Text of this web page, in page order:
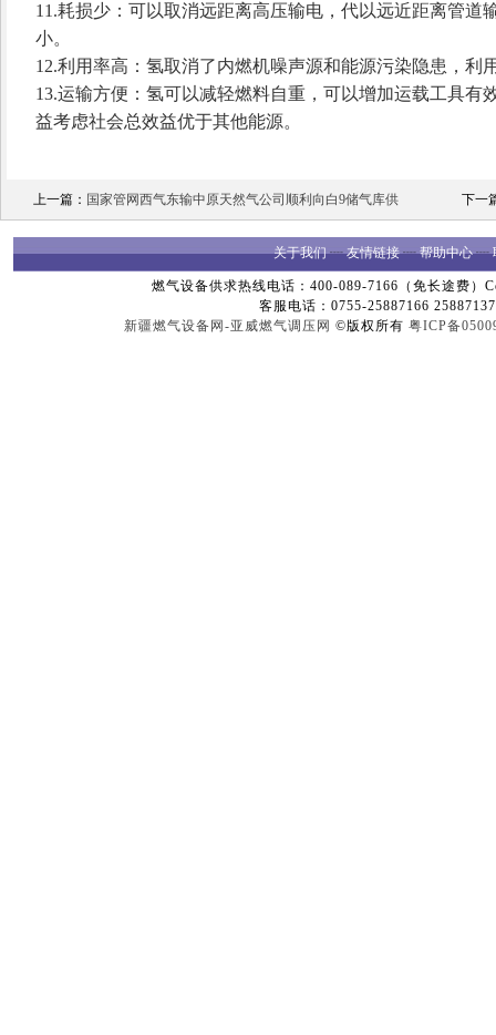
11.耗损少：可以取消远距离高压输电，代以远近距离管道
小。
12.利用率高：氢取消了内燃机噪声源和能源污染隐患，利
13.运输方便：氢可以减轻燃料自重，可以增加运载工具有
益考虑社会总效益优于其他能源。
上一篇： 国家管网西气东输中原天然气公司顺利向白9储气库供 下一
关于我们┈友情链接┈帮助中心┈
燃气设备供求热线电话：400-089-7166（免长途费
客服电话：0755-25887166
新疆燃气设备网-亚威燃气调压网 ©版权所有 粤ICP备